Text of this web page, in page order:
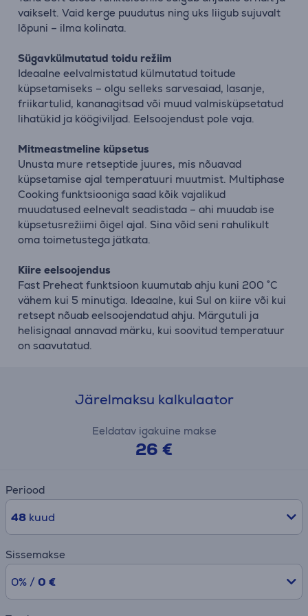
vaikselt. Vaid kerge puudutus ning uks liigub sujuvalt
lõpuni – ilma kolinata.
Sügavkülmutatud toidu režiim
Ideaalne eelvalmistatud külmutatud toitude
küpsetamiseks – olgu selleks sarvesaiad, lasanje,
friikartulid, kananagitsad või muud valmisküpsetatud
lihatükid ja köögiviljad. Eelsoojendust pole vaja.
Mitmeastmeline küpsetus
Unusta mure retseptide juures, mis nõuavad
küpsetamise ajal temperatuuri muutmist. Multiphase
Cooking funktsiooniga saad kõik vajalikud
muudatused eelnevalt seadistada – ahi muudab ise
küpsetusrežiimi õigel ajal. Sina võid seni rahulikult
oma toimetustega jätkata.
Kiire eelsoojendus
Fast Preheat funktsioon kuumutab ahju kuni 200 ˚C
vähem kui 5 minutiga. Ideaalne, kui Sul on kiire või kui
retsept nõuab eelsoojendatud ahju. Märgutuli ja
helisignaal annavad märku, kui soovitud temperatuur
on saavutatud.
Järelmaksu kalkulaator
Eeldatav igakuine makse
26 €
Periood
48kuud
Sissemakse
0% / 0 €